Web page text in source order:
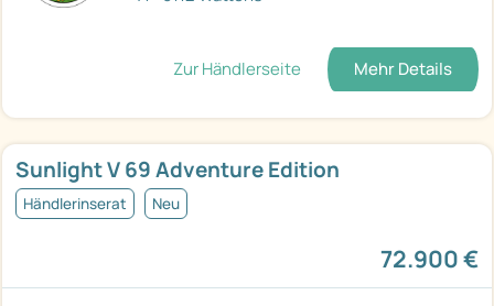
Zur Händlerseite Mehr Details
Sunlight V 69 Adventure Edition
Händlerinserat Neu
72.900 €